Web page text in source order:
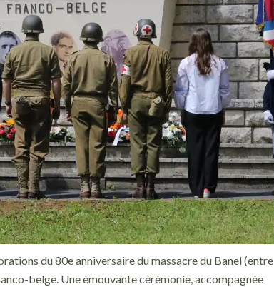
du 80e anniversaire du massacre du Banel (entre
belge. Une émouvante cérémonie, accompagnée